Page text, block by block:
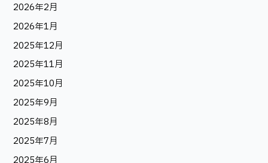
2026年2月
2026年1月
2025年12月
2025年11月
2025年10月
2025年9月
2025年8月
2025年7月
2025年6月